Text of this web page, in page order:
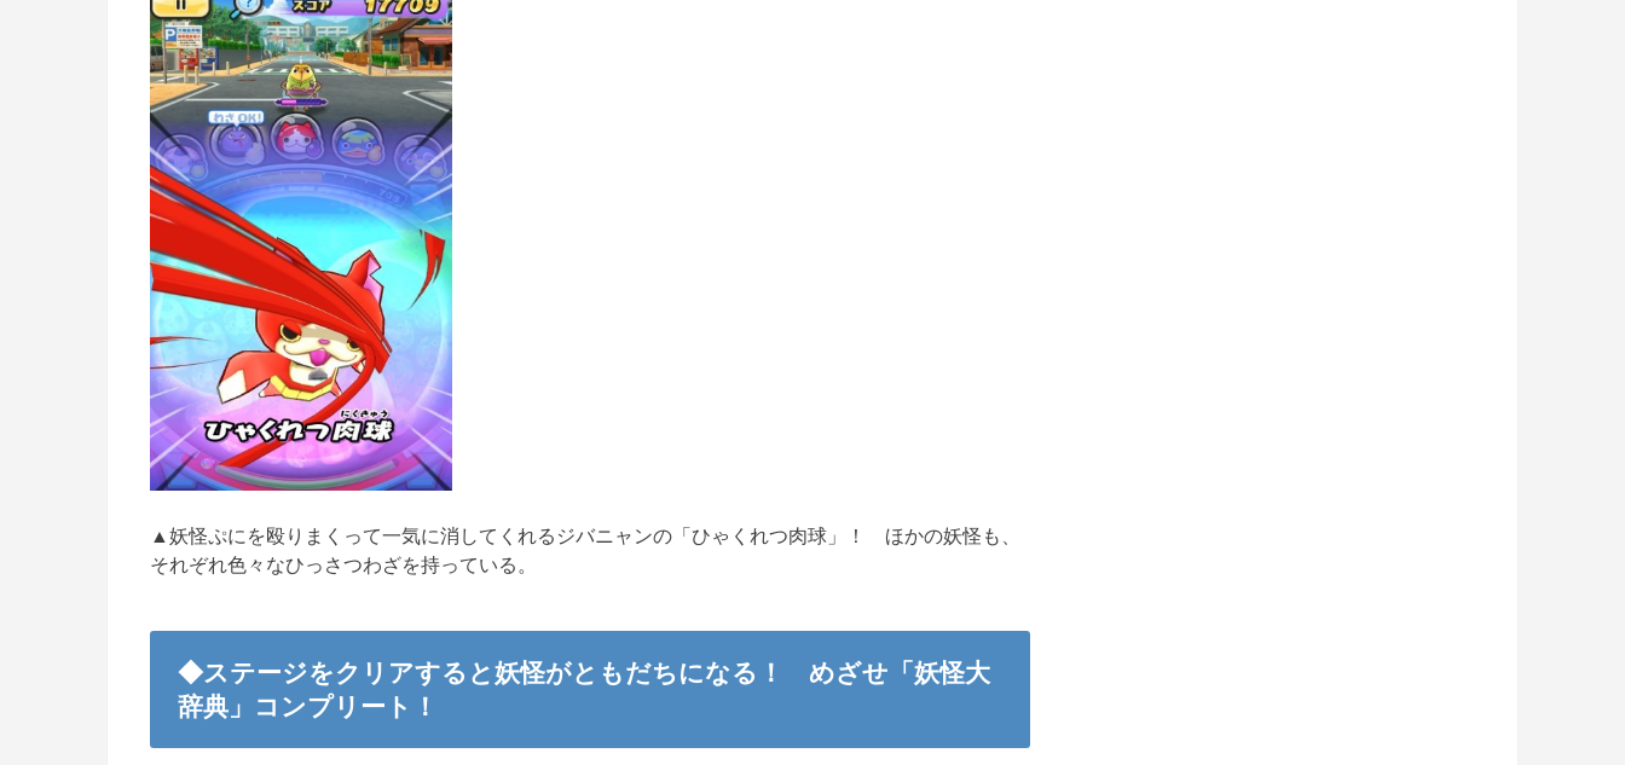
▲妖怪ぷにを殴りまくって一気に消してくれるジバニャンの「ひゃくれつ肉球」！ ほかの妖怪も、
それぞれ色々なひっさつわざを持っている。
◆ステージをクリアすると妖怪がともだちになる！ めざせ「妖怪大
辞典」コンプリート！